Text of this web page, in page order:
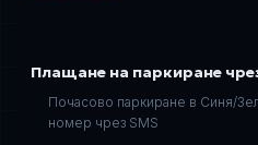
Плащане на паркиране
Почасово паркиране в Синя/
номер чрез SMS